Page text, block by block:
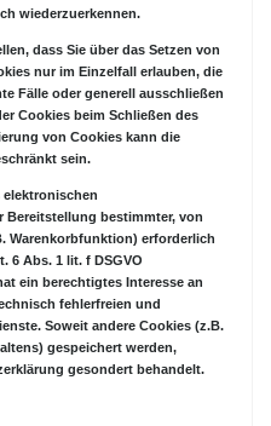
wiederzuerkennen.
dass Sie über das Setzen von
nur im Einzelfall erlauben, die
Fälle oder generell ausschließen
Cookies beim Schließen des
von Cookies kann die
sein.
bestimmter, von
Warenkorbfunktion) erforderlich
6 Abs. 1 lit. f DSGVO
ein berechtigtes Interesse an
fehlerfreien und
Soweit andere Cookies (z.B.
gespeichert werden,
gesondert behandelt.